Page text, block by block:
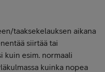
taaksekelauksen aikana
siirtää tai
kuin esim. normaali
kuinka nopea